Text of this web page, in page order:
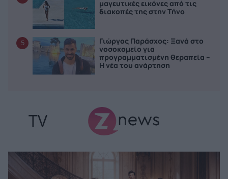
μαγευτικές εικόνες από τις
διακοπές της στην Τήνο
5
Γιώργος Παράσχος: Ξανά στο
νοσοκομείο για
προγραμματισμένη θεραπεία –
Η νέα του ανάρτηση
TV